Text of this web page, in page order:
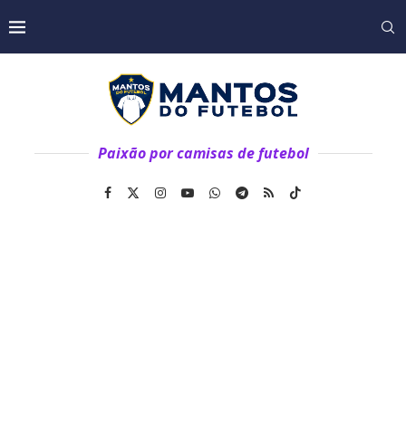
Paixão por camisas de futebol